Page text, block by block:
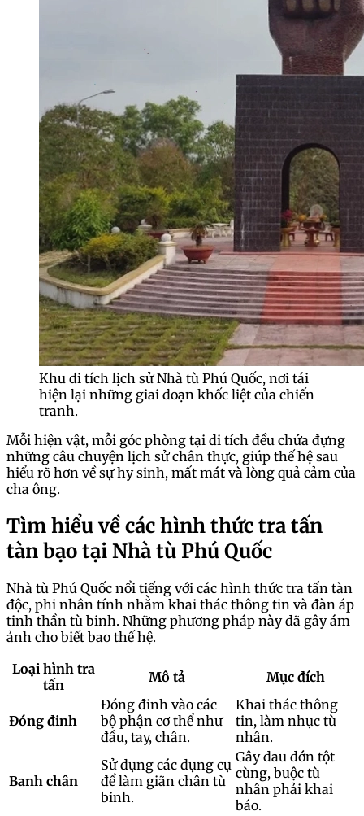
Khu di tích lịch sử Nhà tù Phú Quốc, nơi tái
hiện lại những giai đoạn khốc liệt của chiến
tranh.
Mỗi hiện vật, mỗi góc phòng tại di tích đều chứa đựng
những câu chuyện lịch sử chân thực, giúp thế hệ sau
hiểu rõ hơn về sự hy sinh, mất mát và lòng quả cảm của
cha ông.
Tìm hiểu về các hình thức tra tấn
tàn bạo tại Nhà tù Phú Quốc
Nhà tù Phú Quốc nổi tiếng với các hình thức tra tấn tàn
độc, phi nhân tính nhằm khai thác thông tin và đàn áp
tinh thần tù binh. Những phương pháp này đã gây ám
ảnh cho biết bao thế hệ.
Loại hình tra
tấn
Mô tả Mục đích
Đóng đinh
Đóng đinh vào các
bộ phận cơ thể như
đầu, tay, chân.
Khai thác thông
tin, làm nhục tù
nhân.
Banh chân
Sử dụng các dụng cụ
để làm giãn chân tù
binh.
Gây đau đớn tột
cùng, buộc tù
nhân phải khai
báo.